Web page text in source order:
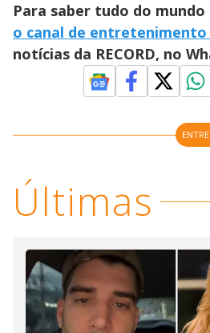
Para saber tudo do
o canal de entretenimento
notícias da RECORD, no
Últimas